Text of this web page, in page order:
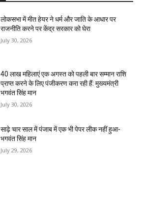
लोकसभा में मीत हेयर ने धर्म और जाति के आधार पर
राजनीति करने पर केंद्र सरकार को घेरा
July 30, 2026
40 लाख महिलाएं एक अगस्त को पहली बार सम्मान राशि
प्राप्त करने के लिए पंजीकरण करा रही हैं: मुख्यमंत्री
भगवंत सिंह मान
July 30, 2026
साढ़े चार साल में पंजाब में एक भी पेपर लीक नहीं हुआ-
भगवंत सिंह मान
July 29, 2026